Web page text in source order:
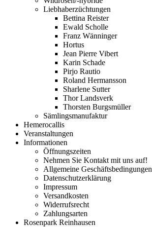
Liebhaberzüchtungen
Bettina Reister
Ewald Scholle
Franz Wänninger
Hortus
Jean Pierre Vibert
Karin Schade
Pirjo Rautio
Roland Hermansson
Sharlene Sutter
Thor Landsverk
Thorsten Burgsmüller
Sämlingsmanufaktur
Hemerocallis
Veranstaltungen
Informationen
Öffnungszeiten
Nehmen Sie Kontakt mit uns auf!
Allgemeine Geschäftsbedingungen
Datenschutzerklärung
Impressum
Versandkosten
Widerrufsrecht
Zahlungsarten
Rosenpark Reinhausen